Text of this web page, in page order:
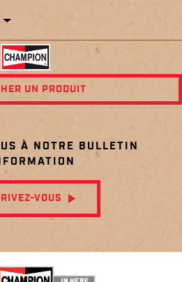
UN PRODUIT
À NOTRE BULLETIN
VOUS